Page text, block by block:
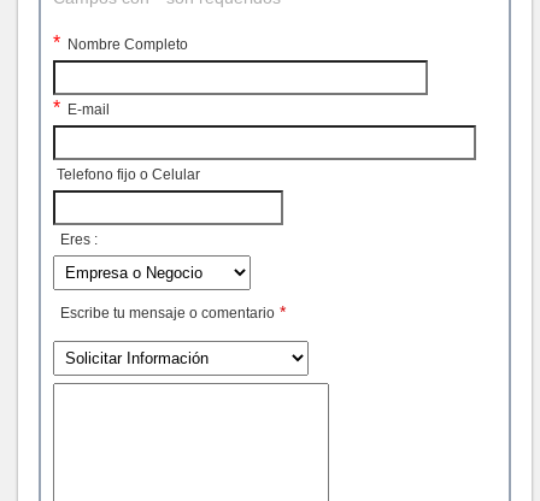
* Nombre Completo
* E-mail
Telefono fijo o Celular
Eres :
Escribe tu mensaje o comentario *